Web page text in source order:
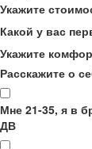
Укажите
Какой у вас
Укажите
Расскажите о
Мне 21-35, я в
ДВ